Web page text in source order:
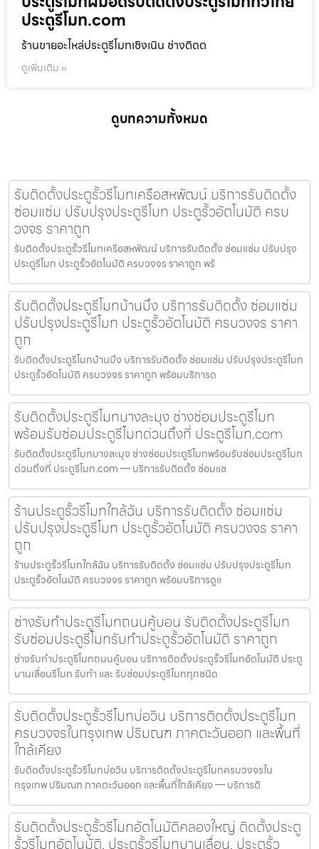
ประตูรีโมท.com
ร้านขายอะไหล่ประตูรีโมทเชิงเนิน ช่างติดต
ดูเพิ่มเติม »
ดูบทความทั้งหมด
รับติดตั้งประตูรั้วรีโมทเครือสหพัฒน์ บริการรับติดตั้ง
ซ่อมแซ่ม ปรับปรุงประตูรีโมท ประตูรั้วอัตโนมัติ ครบ
วงจร ราคาถูก
รับติดตั้งประตูรั้วรีโมทเครือสหพัฒน์ บริการรับติดตั้ง ซ่อมแซ่ม ปรับปรุง
ประตูรีโมท ประตูรั้วอัตโนมัติ ครบวงจร ราคาถูก พร้
รับติดตั้งประตูรีโมทบ้านบึง บริการรับติดตั้ง ซ่อมแซ่ม
ปรับปรุงประตูรีโมท ประตูรั้วอัตโนมัติ ครบวงจร ราคา
ถูก
รับติดตั้งประตูรีโมทบ้านบึง บริการรับติดตั้ง ซ่อมแซ่ม ปรับปรุงประตูรีโมท
ประตูรั้วอัตโนมัติ ครบวงจร ราคาถูก พร้อมบริการด
รับติดตั้งประตูรีโมทบางละมุง ช่างซ่อมประตูรีโมท
พร้อมรับซ่อมประตูรีโมทด่วนถึงที่ ประตูรีโมท.com
รับติดตั้งประตูรีโมทบางละมุง ช่างซ่อมประตูรีโมทพร้อมรับซ่อมประตูรีโมท
ด่วนถึงที่ ประตูรีโมท.com — บริการรับติดตั้ง ซ่อมแซ
ร้านประตูรั้วรีโมทใกล้ฉัน บริการรับติดตั้ง ซ่อมแซ่ม
ปรับปรุงประตูรีโมท ประตูรั้วอัตโนมัติ ครบวงจร ราคา
ถูก
ร้านประตูรั้วรีโมทใกล้ฉัน บริการรับติดตั้ง ซ่อมแซ่ม ปรับปรุงประตูรีโมท
ประตูรั้วอัตโนมัติ ครบวงจร ราคาถูก พร้อมบริการดูแ
ช่างรับทำประตูรีโมทถนนคู้บอน รับติดตั้งประตูรีโมท
รับซ่อมประตูรีโมทรับทำประตูรั้วอัตโนมัติ ราคาถูก
ช่างรับทำประตูรีโมทถนนคู้บอน บริการติดตั้งประตูรั้วรีโมทอัตโนมัติ ประตู
บานเลื่อนรีโมท รับทำ และ รับซ่อมประตูรีโมททุกชนิด
รับติดตั้งประตูรั้วรีโมทบ่อวิน บริการติดตั้งประตูรีโมท
ครบวงจรในกรุงเทพ ปริมณฑ ภาคตะวันออก และพื้นที่
ใกล้เคียง
รับติดตั้งประตูรั้วรีโมทบ่อวิน บริการติดตั้งประตูรีโมทครบวงจรใน
กรุงเทพ ปริมณฑ ภาคตะวันออก และพื้นที่ใกล้เคียง — บริการติ
รับติดตั้งประตูรั้วรีโมทอัตโนมัติคลองใหญ่ ติดตั้งประตู
รั้วรีโมทอัตโนมัติ, ประตูรั้วรีโมทบานเลื่อน, ประตูรั้ว